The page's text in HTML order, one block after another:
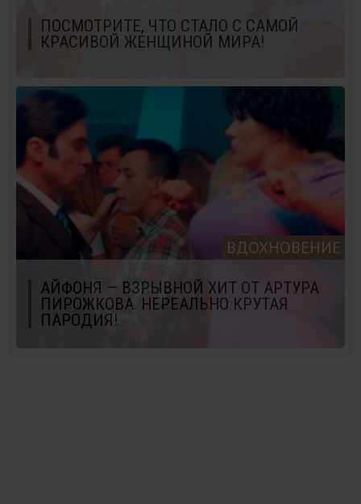
ПОСМОТРИТЕ, ЧТО СТАЛО С САМОЙ
КРАСИВОЙ ЖЕНЩИНОЙ МИРА!
ВДОХНОВЕНИЕ
АЙФОНЯ — ВЗРЫВНОЙ ХИТ ОТ АРТУРА
ПИРОЖКОВА. НЕРЕАЛЬНО КРУТАЯ
ПАРОДИЯ!